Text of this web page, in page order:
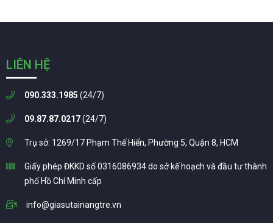
LIÊN HỆ
090.333.1985 (24/7)
09.87.87.0217(24/7)
Trụ sở: 1269/17 Phạm Thế Hiển, Phường 5, Quận 8, HCM
Giấy phép ĐKKD số 0316086934 do sở kế hoạch và đầu tư thành
phố Hồ Chí Minh cấp
info@giasutainangtre.vn